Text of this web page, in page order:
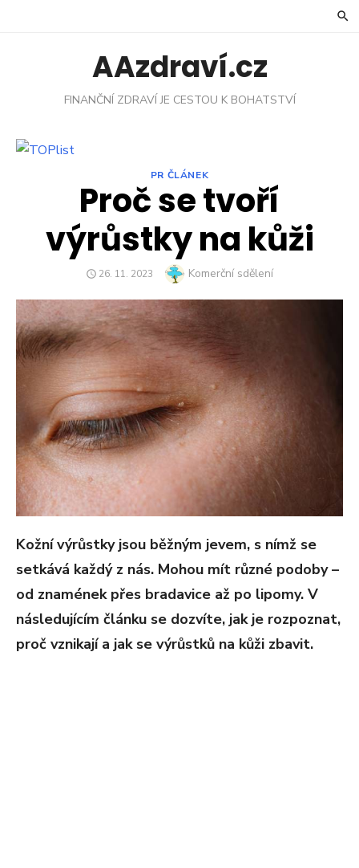
AAzdraví.cz
FINANČNÍ ZDRAVÍ JE CESTOU K BOHATSTVÍ
PR ČLÁNEK
Proč se tvoří
výrůstky na kůži
POSTED
26. 11. 2023 Author
Komerční sdělení
Kožní výrůstky jsou běžným jevem, s nímž se
setkává každý z nás. Mohou mít různé podoby –
od znamének přes bradavice až po lipomy. V
následujícím článku se dozvíte, jak je rozpoznat,
proč vznikají a jak se výrůstků na kůži zbavit.